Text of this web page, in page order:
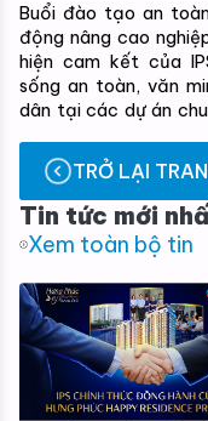
Buổi đào tạo an
động nâng cao
hiện cam kết của
sống an toàn, văn
dân tại các dự án
TRỞ LẠI
Tin tức mới
Xem toàn bộ tin